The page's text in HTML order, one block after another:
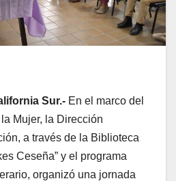
Sur.- En el marco del
Mujer, la Dirección
a través de la Biblioteca
Ceseña” y el programa
organizó una jornada